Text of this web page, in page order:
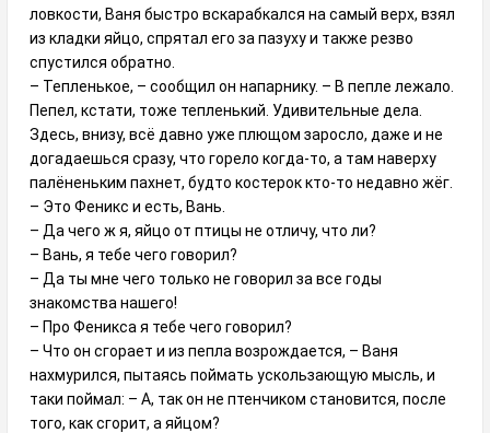
ловкости, Ваня быстро вскарабкался на самый верх, взял
из кладки яйцо, спрятал его за пазуху и также резво
спустился обратно.
– Тепленькое, – сообщил он напарнику. – В пепле лежало.
Пепел, кстати, тоже тепленький. Удивительные дела.
Здесь, внизу, всё давно уже плющом заросло, даже и не
догадаешься сразу, что горело когда-то, а там наверху
палёненьким пахнет, будто костерок кто-то недавно жёг.
– Это Феникс и есть, Вань.
– Да чего ж я, яйцо от птицы не отличу, что ли?
– Вань, я тебе чего говорил?
– Да ты мне чего только не говорил за все годы
знакомства нашего!
– Про Феникса я тебе чего говорил?
– Что он сгорает и из пепла возрождается, – Ваня
нахмурился, пытаясь поймать ускользающую мысль, и
таки поймал: – А, так он не птенчиком становится, после
того, как сгорит, а яйцом?